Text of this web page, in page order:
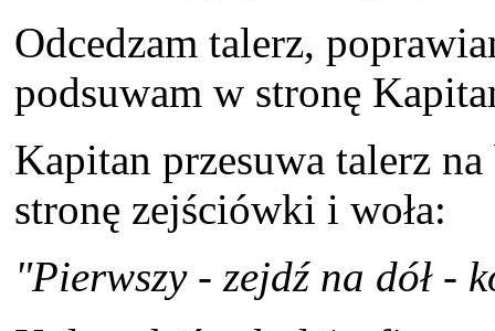
Odcedzam talerz,
podsuwam w stronę
Kapitan przesuwa talerz
stronę zejściówki i woła:
"Pierwszy - zejdź na dół -